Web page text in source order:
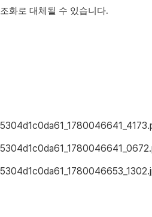
조화로 대체될 수 있습니다.